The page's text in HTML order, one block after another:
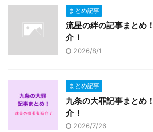
まとめ記事
流星の絆の記事まとめ
介！
2026/8/1
まとめ記事
九条の大罪記事まとめ
介！
2026/7/26